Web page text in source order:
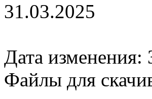
31.03.2025
Дата
Файлы для